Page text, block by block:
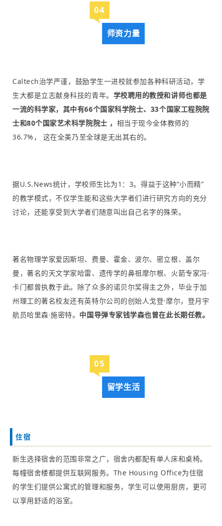
04
师资力量
Caltech治学严谨，鼓励学生一进校就参加各种科研活动，学
生大都是立志献身科技的青年。 学校聘用的教授和讲师也都是
一流的科学家，其中有66个国家科学院士、33个国家工程院院
士和80个国家艺术科学院院士 ， 相当于现今全体教师的
36.7%， 这在全美乃至全球是无出其右的。
据U.S.News统计，学校师生比为1：3。得益于这种“小而精”
的教学模式，不仅学生能和这些大学者们进行研究方向的充分
讨论，还能享受到大学者们随意叫出自己名字的殊荣。
著名物理学家爱因斯坦、费曼、霍金、波尔、密立根、盖尔
曼，著名的天文学家哈雷、遗传学的鼻祖摩尔根、火箭专家冯·
卡门都曾执教于此。除了众多的诺贝尔奖得主之外，毕业于加
州理工的著名校友还有英特尔公司的创始人戈登·摩尔，登月宇
航员哈里森·施密特。 中国导弹专家钱学森也曾在此长期任教。
05
留学生活
住宿
新生选择宿舍的范围非常之广，宿舍内都配有单人床和桌椅。
每幢宿舍楼都提供互联网服务。The Housing Office为住宿
的学生们提供公寓式的管理和服务，学生可以使用厨房，更可
以享用舒适的浴室。